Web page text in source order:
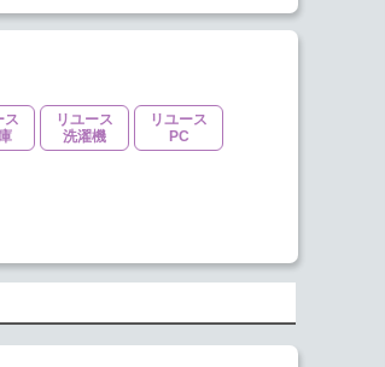
ス
リユース
洗濯機
リユース
PC